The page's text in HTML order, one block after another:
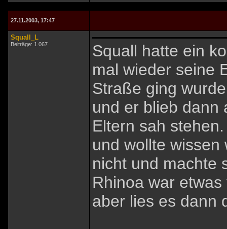
27.11.2003, 17:47
Squall_L
Beiträge: 1.067
Squall hatte ein
mal wieder seine
Straße ging
und er blieb dann
Eltern sah
und wollte
nicht und machte
Rhinoa war
aber lies es dann